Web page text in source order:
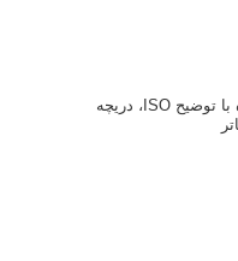
درک نوردهی – همراه با توضیح ISO، دریچه